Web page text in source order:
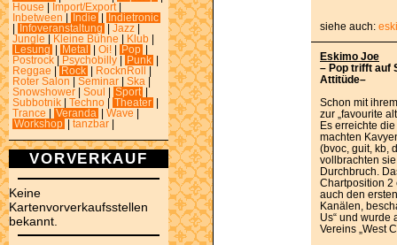
House
Import/Export
Inbetween
Indie
Indietronic
Infoveranstaltung Jazz
Jungle
Kleine Bühne Klub
Lesung
Metal Oi! Pop
Postrock
Psychobilly Punk
Reggae
Rock RocknRoll
Roter Salon
Seminar Ska
Snowshower
Soul Sport
Subbotnik
Techno Theater
Trance
Veranda Wave
Workshop
tanzbar
VORVERKAUF
Keine
Kartenvorverkaufsstellen
bekannt.
siehe auch:
Eskimo Joe
– Pop trifft auf
Attitüde–
Schon mit
zur „favourite
Es erreichte
machten
(bvoc, guit, kb,
vollbrachten sie
Durchbruch.
Chartposition 2
auch den
Kanälen,
Us“ und wurde
Vereins „West